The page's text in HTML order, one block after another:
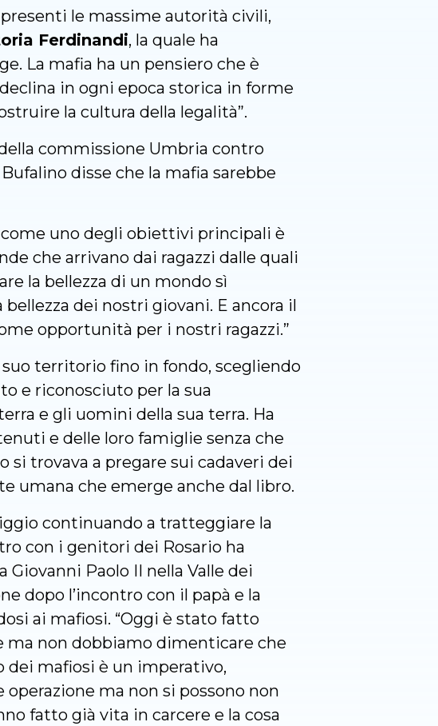
le massime autorità civili,
Ferdinandi, la quale ha
La mafia ha un pensiero che è
in ogni epoca storica in forme
la cultura della legalità”.
commissione Umbria contro
disse che la mafia sarebbe
uno degli obiettivi principali è
che arrivano dai ragazzi dalle quali
la bellezza di un mondo sì
dei nostri giovani. E ancora il
opportunità per i nostri ragazzi.”
territorio fino in fondo, scegliendo
e riconosciuto per la sua
e gli uomini della sua terra. Ha
e delle loro famiglie senza che
si trovava a pregare sui cadaveri dei
umana che emerge anche dal libro.
continuando a tratteggiare la
con i genitori dei Rosario ha
Paolo II nella Valle dei
dopo l’incontro con il papà e la
ai mafiosi. “Oggi è stato fatto
ma non dobbiamo dimenticare che
dei mafiosi è un imperativo,
ma non si possono non
fatto già vita in carcere e la cosa